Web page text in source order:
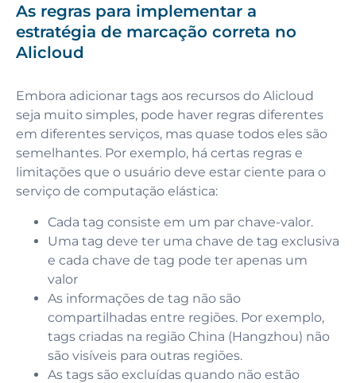
As regras para implementar a
estratégia de marcação correta no
Alicloud
Embora adicionar tags aos recursos do Alicloud
seja muito simples, pode haver regras diferentes
em diferentes serviços, mas quase todos eles são
semelhantes. Por exemplo, há certas regras e
limitações que o usuário deve estar ciente para o
serviço de computação elástica:
Cada tag consiste em um par chave-valor.
Uma tag deve ter uma chave de tag exclusiva
e cada chave de tag pode ter apenas um
valor
As informações de tag não são
compartilhadas entre regiões. Por exemplo,
tags criadas na região China (Hangzhou) não
são visíveis para outras regiões.
As tags são excluídas quando não estão